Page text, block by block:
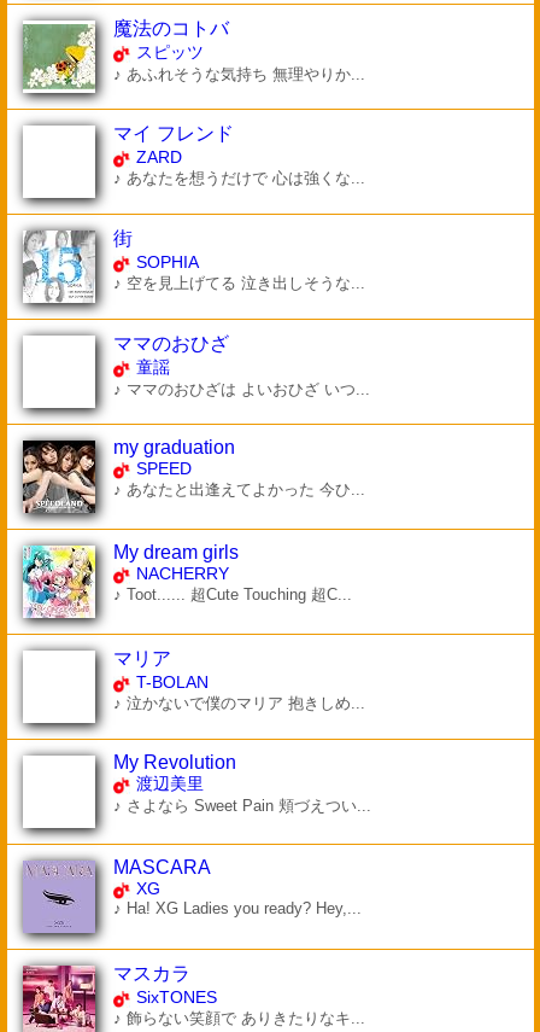
魔法のコトバ
スピッツ
♪ あふれそうな気持ち 無理やりか...
マイ フレンド
ZARD
♪ あなたを想うだけで 心は強くな...
街
SOPHIA
♪ 空を見上げてる 泣き出しそうな...
ママのおひざ
童謡
♪ ママのおひざは よいおひざ いつ...
my graduation
SPEED
♪ あなたと出逢えてよかった 今ひ...
My dream girls
NACHERRY
♪ Toot...... 超Cute Touching 超C...
マリア
T-BOLAN
♪ 泣かないで僕のマリア 抱きしめ...
My Revolution
渡辺美里
♪ さよなら Sweet Pain 頬づえつい...
MASCARA
XG
♪ Ha! XG Ladies you ready? Hey,...
マスカラ
SixTONES
♪ 飾らない笑顔で ありきたりなキ...